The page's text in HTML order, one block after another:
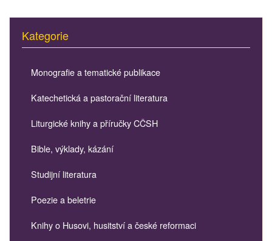
Kategorie
Monografie a tematické publikace
Katechetická a pastorační literatura
Liturgické knihy a příručky CČSH
Bible, výklady, kázání
Studijní literatura
Poezie a beletrie
Knihy o Husovi, husitství a české reformaci